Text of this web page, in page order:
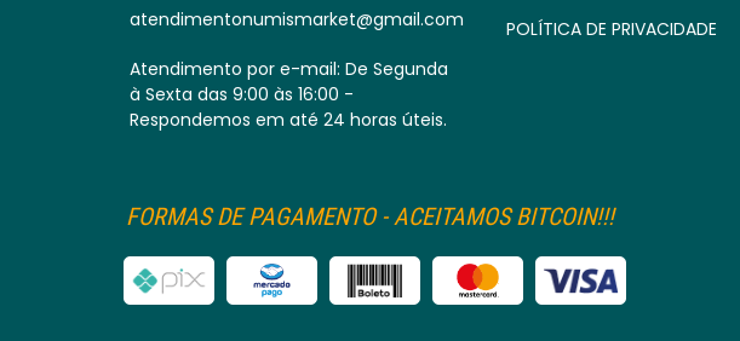
atendimentonumismarket@gmail.com
Atendimento por e-mail: De Segunda
à Sexta das 9:00 às 16:00 -
Respondemos em até 24 horas úteis.
POLÍTICA DE PRIVACIDADE
FORMAS DE PAGAMENTO - ACEITAMOS BITCOIN!!!